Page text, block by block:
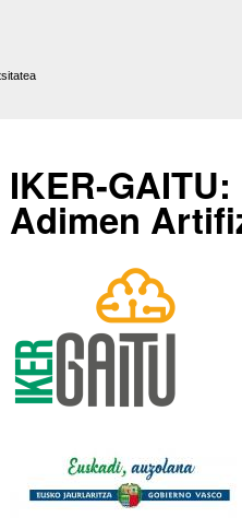
IKER-
Adimen